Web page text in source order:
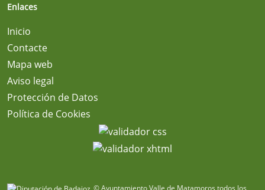
Enlaces
Inicio
Contacte
Mapa web
Aviso legal
Protección de Datos
Política de Cookies